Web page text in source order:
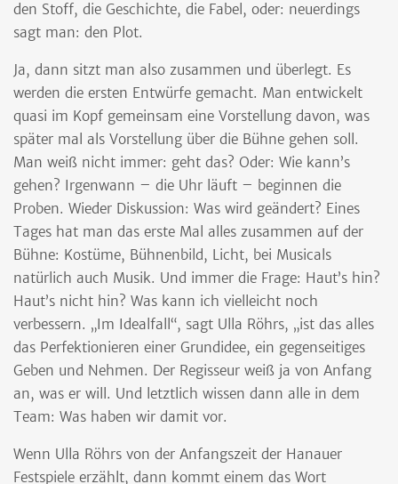
den Stoff, die Geschichte, die Fabel, oder: neuerdings
sagt man: den Plot.
Ja, dann sitzt man also zusammen und überlegt. Es
werden die ersten Entwürfe gemacht. Man entwickelt
quasi im Kopf gemeinsam eine Vorstellung davon, was
später mal als Vorstellung über die Bühne gehen soll.
Man weiß nicht immer: geht das? Oder: Wie kann’s
gehen? Irgenwann – die Uhr läuft – beginnen die
Proben. Wieder Diskussion: Was wird geändert? Eines
Tages hat man das erste Mal alles zusammen auf der
Bühne: Kostüme, Bühnenbild, Licht, bei Musicals
natürlich auch Musik. Und immer die Frage: Haut’s hin?
Haut’s nicht hin? Was kann ich vielleicht noch
verbessern. „Im Idealfall“, sagt Ulla Röhrs, „ist das alles
das Perfektionieren einer Grundidee, ein gegenseitiges
Geben und Nehmen. Der Regisseur weiß ja von Anfang
an, was er will. Und letztlich wissen dann alle in dem
Team: Was haben wir damit vor.
Wenn Ulla Röhrs von der Anfangszeit der Hanauer
Festspiele erzählt, dann kommt einem das Wort